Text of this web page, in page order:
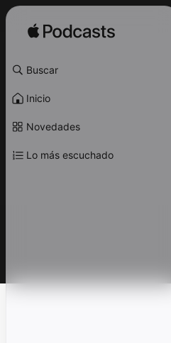
Buscar
Inicio
Novedades
Lo más escuchado